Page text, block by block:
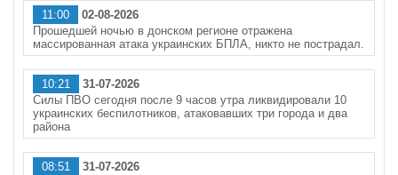
11:00
02-08-2026
Прошедшей ночью в донском регионе отражена
массированная атака украинских БПЛА, никто не пострадал.
10:21
31-07-2026
Силы ПВО сегодня после 9 часов утра ликвидировали 10
украинских беспилотников, атаковавших три города и два
района
08:51
31-07-2026